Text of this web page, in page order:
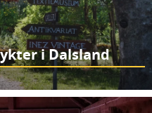
i Dalsland